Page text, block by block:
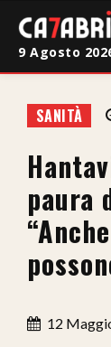
Cronaca
Giudiziaria
Politica
Sport
Sanità
9 Agosto
SANITÀ
paura
12